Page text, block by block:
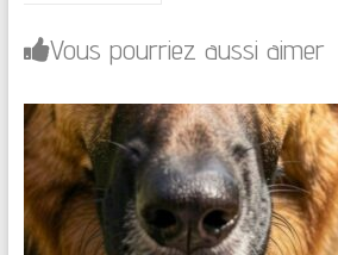
Vous pourriez aussi aimer